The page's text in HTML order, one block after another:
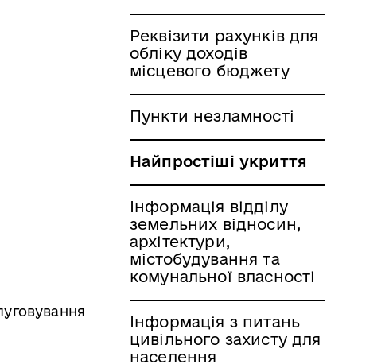
Реквізити рахунків для
обліку доходів
місцевого бюджету
Пункти незламності
Найпростіші укриття
Інформація відділу
земельних відносин,
архітектури,
містобудування та
комунальної власності
Інформація з питань
цивільного захисту для
населення